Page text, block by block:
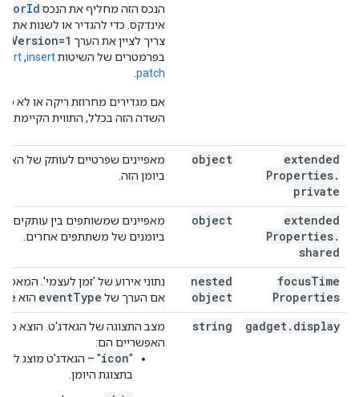
הנכס הזה מחליף את הנכס
אינדקס. כדי להגדיר או לשנות את
צריך לציין את הערך
בפרמטרים של השיטותinsert
,‏
patch
אם מגדירים מחרוזת ריקה או לא
השדה הזה בכלל, התווית הקיימת
extended
Properties.
private
object
מאפיינים שפרטיים לעותק של
ביומן הזה.
extended
Properties.
shared
object
מאפיינים שמשותפים בין עותקים
ביומנים של משתתפים אחרים.
focusTime
Properties
nested
object
נתוני אירוע של 'זמן לעצמי'.
אם הערך של
eventType הוא
gadget. display
string
מצב התצוגה של הגאדג'ט. הוצא
האפשריים הם:
‫"
icon" – הגאדג'ט מוצג
בתצוגת היומן.